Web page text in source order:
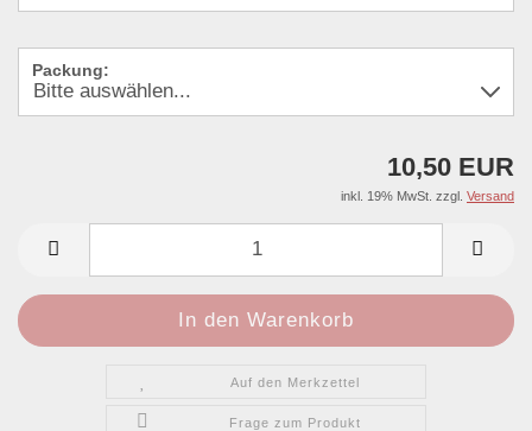
Packung:
10,50 EUR
inkl. 19% MwSt. zzgl. Versand
Auf den Merkzettel
Frage zum Produkt